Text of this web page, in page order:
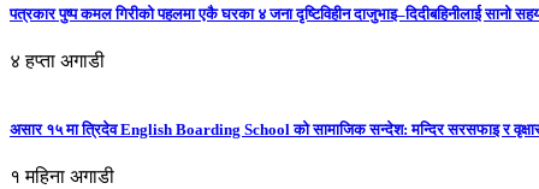
पत्रकार पुष्प कमल गिरीको पहलमा एकै घरका ४ जना दृष्टिविहीन दाजुभाइ–दिदीबहिनीलाई सानो
४ हप्ता अगाडी
असार १५ मा त्रिदेव English Boarding School को सामाजिक सन्देश: मन्दिर सरसफाइ र
१ महिना अगाडी